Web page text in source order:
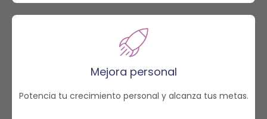
Mejora personal
Potencia tu crecimiento personal y alcanza tus metas.